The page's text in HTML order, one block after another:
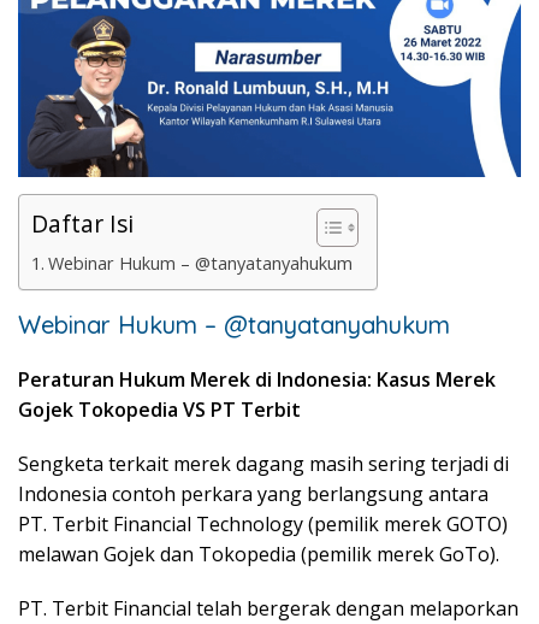
Daftar Isi
Webinar Hukum – @tanyatanyahukum
Webinar Hukum – @tanyatanyahukum
Peraturan Hukum Merek di Indonesia: Kasus Merek
Gojek Tokopedia VS PT Terbit
Sengketa terkait merek dagang masih sering terjadi di
Indonesia contoh perkara yang berlangsung antara
PT. Terbit Financial Technology (pemilik merek GOTO)
melawan Gojek dan Tokopedia (pemilik merek GoTo).
PT. Terbit Financial telah bergerak dengan melaporkan